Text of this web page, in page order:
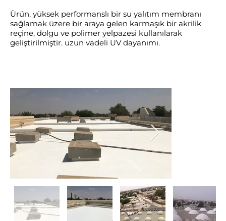
Ürün, yüksek performanslı bir su yalıtım membranı
sağlamak üzere bir araya gelen karmaşık bir akrilik
reçine, dolgu ve polimer yelpazesi kullanılarak
geliştirilmiştir. uzun vadeli UV dayanımı.